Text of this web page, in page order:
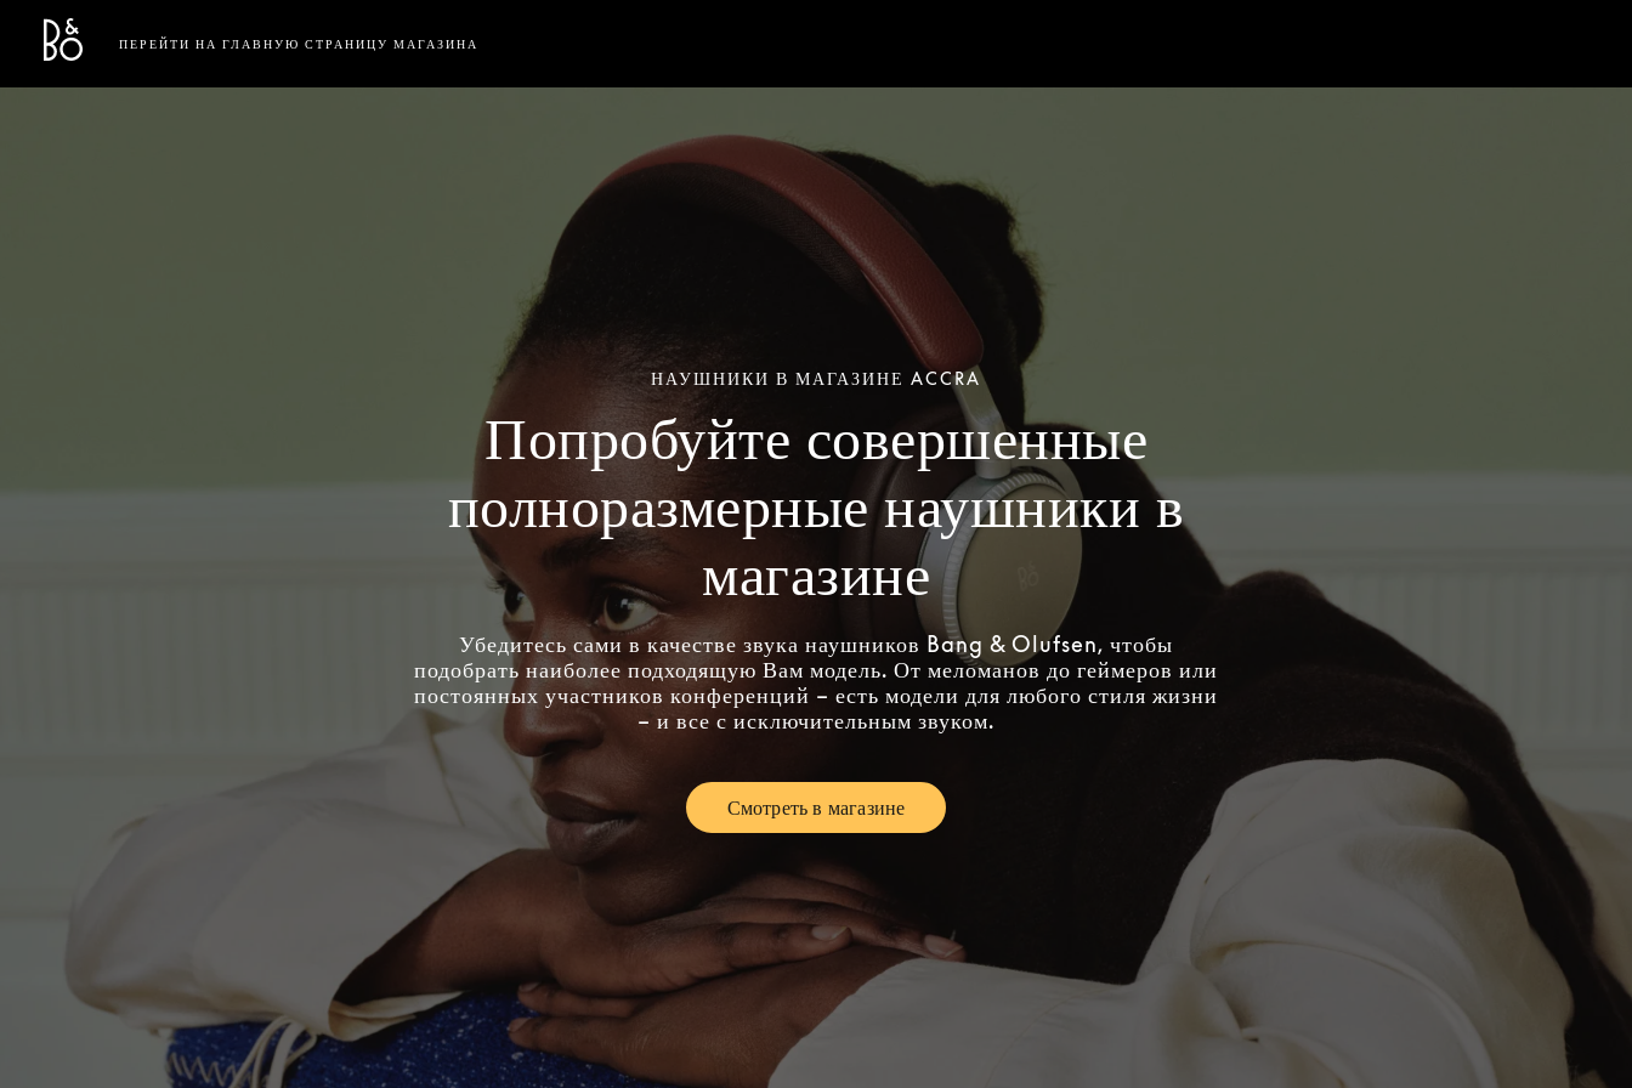
Bang & Olufsen - Exist to Create
Link Opens in New Tab
ПЕРЕЙТИ НА ГЛАВНУЮ СТРАНИЦУ МАГАЗИНА
НАУШНИКИ В МАГАЗИНЕ ACCRA
Попробуйте совершенные
полноразмерные наушники в
магазине
Убедитесь сами в качестве звука наушников Bang & Olufsen, чтобы
подобрать наиболее подходящую Вам модель. От меломанов до геймеров или
постоянных участников конференций – есть модели для любого стиля жизни
– и все с исключительным звуком.
Смотреть в магазинеLink Opens in New Tab